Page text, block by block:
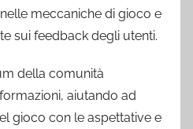
meccaniche di gioco e
sui feedback degli utenti.
della comunità
aiutando ad
gioco con le aspettative e